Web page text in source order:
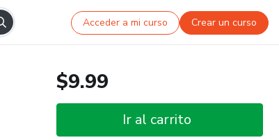
Acceder a mi curso Crear un curso
$9.99
Ir al carrito